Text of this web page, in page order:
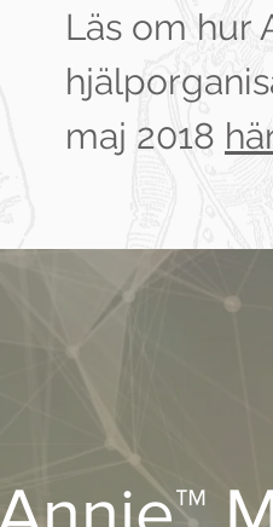
Läs om hur
maj 2018 här
Annie™